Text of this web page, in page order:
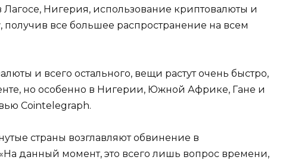
Нигерия, использование криптовалюты и
все большее распространение на всем
и всего остального, вещи растут очень быстро,
но особенно в Нигерии, Южной Африке, Гане и
Cointelegraph.
страны возглавляют обвинение в
данный момент, это всего лишь вопрос времени,